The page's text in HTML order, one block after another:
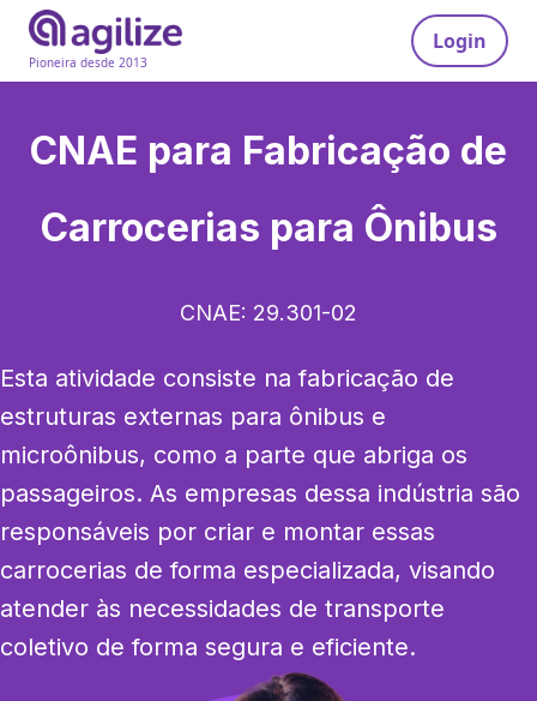
Pioneira desde 2013
Login
CNAE para Fabricação de
Carrocerias para Ônibus
CNAE: 29.301-02
Esta atividade consiste na fabricação de
estruturas externas para ônibus e
microônibus, como a parte que abriga os
passageiros. As empresas dessa indústria são
responsáveis por criar e montar essas
carrocerias de forma especializada, visando
atender às necessidades de transporte
coletivo de forma segura e eficiente.